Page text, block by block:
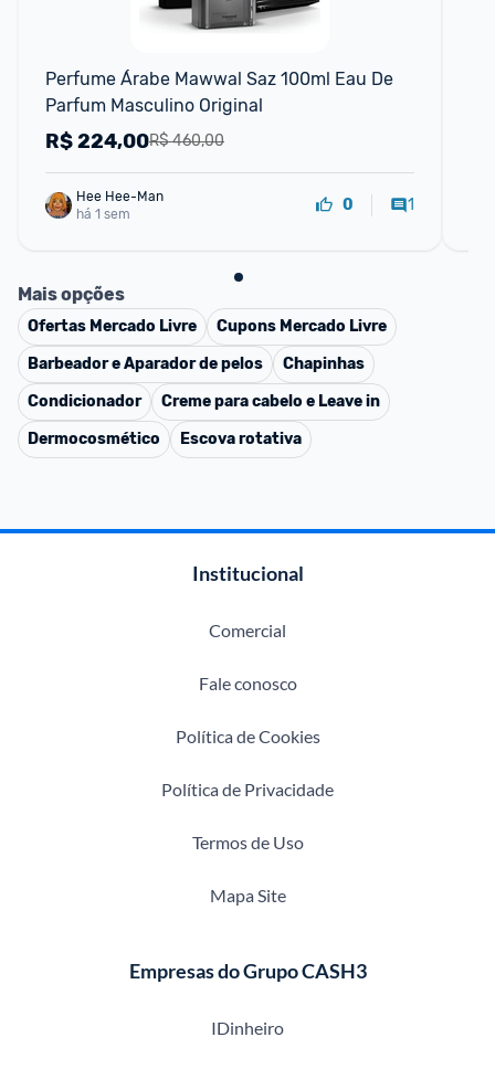
Perfume Árabe Mawwal Saz 100ml Eau De
Parfum Masculino Original
R$ 460,00
R$224,00
Hee Hee-Man
há 1 sem
0 1
Mais opções
Ofertas Mercado Livre Cupons Mercado Livre
Barbeador e Aparador de pelos
Chapinhas
Condicionador
Creme para cabelo e Leave in
Dermocosmético
Escova rotativa
Institucional
Comercial
Fale conosco
Política de Cookies
Política de Privacidade
Termos de Uso
Mapa Site
Empresas do Grupo CASH3
IDinheiro